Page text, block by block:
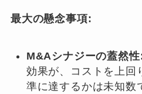
最大の懸念事項:
M&Aシナジーの蓋然性
効果が、コストを上回
準に達するかは未知数